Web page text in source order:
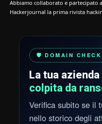
Abbiamo collaborato e partecipato
Hackerjournal la prima rivista
🛡️ DOMAIN CHECK
La tua
colpita da
Verifica subito se il
nello storico degli